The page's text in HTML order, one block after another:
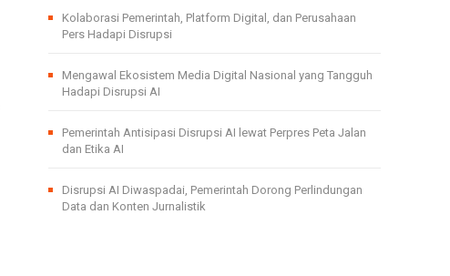
Kolaborasi Pemerintah, Platform Digital, dan Perusahaan
Pers Hadapi Disrupsi
Mengawal Ekosistem Media Digital Nasional yang Tangguh
Hadapi Disrupsi AI
Pemerintah Antisipasi Disrupsi AI lewat Perpres Peta Jalan
dan Etika AI
Disrupsi AI Diwaspadai, Pemerintah Dorong Perlindungan
Data dan Konten Jurnalistik